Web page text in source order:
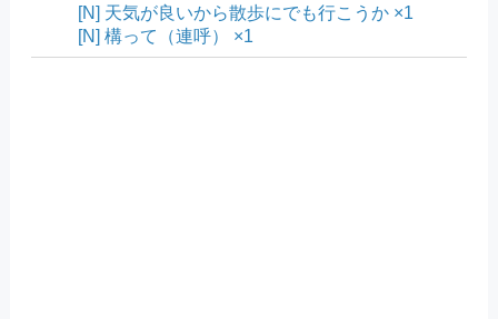
[N] 天気が良いから散歩にでも行こうか ×1
[N] 構って（連呼） ×1